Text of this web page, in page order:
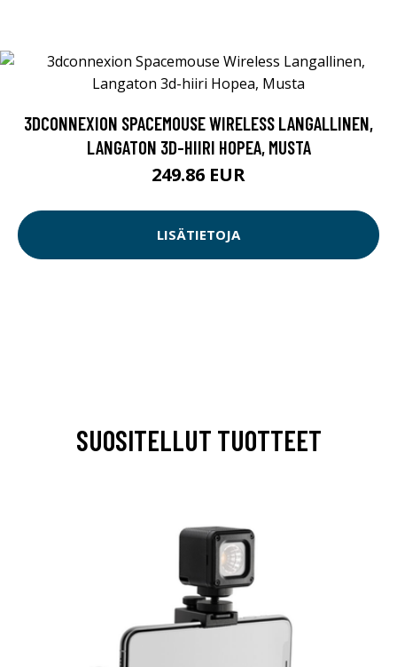
3DCONNEXION SPACEMOUSE WIRELESS LANGALLINEN,
LANGATON 3D-HIIRI HOPEA, MUSTA
249.86 EUR
LISÄTIETOJA
SUOSITELLUT TUOTTEET